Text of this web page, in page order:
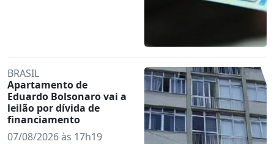
BRASIL
Apartamento de
Eduardo Bolsonaro vai a
leilão por dívida de
financiamento
07/08/2026 às 17h19